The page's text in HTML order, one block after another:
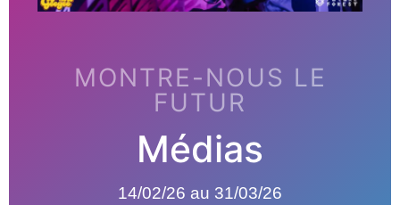
MONTRE-NOUS LE
FUTUR
Médias
14/02/26 au 31/03/26